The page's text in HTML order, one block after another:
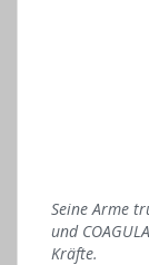
Seine Arme
und
Kräfte.